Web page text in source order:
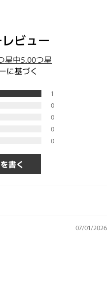
ビュー
星中5.00つ星
に基づく
1
0
0
0
0
書く
07/01/2026